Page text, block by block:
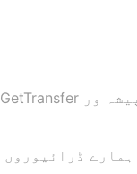
ہمارے